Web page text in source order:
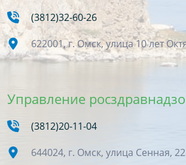
(3812)32-60-26
622001, г. Омск, улица 10 лет
Управление
(3812)20-11-04
644024, г. Омск, улица Сенная, 22